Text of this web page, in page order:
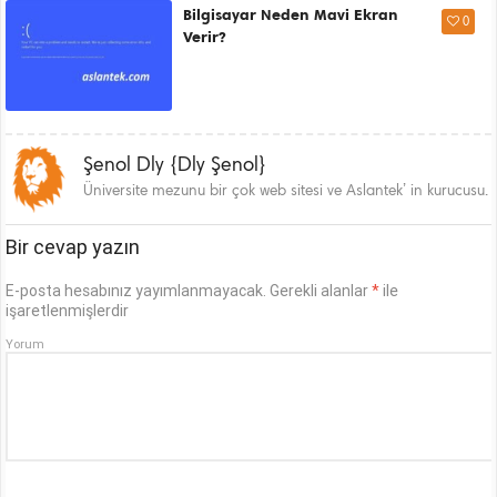
Bilgisayar Neden Mavi Ekran
Verir?
0
Şenol Dly {Dly Şenol}
Üniversite mezunu bir çok web sitesi ve Aslantek’ in kurucusu.
Bir cevap yazın
E-posta hesabınız yayımlanmayacak. Gerekli alanlar*ile
işaretlenmişlerdir
Yorum